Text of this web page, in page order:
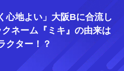
心地よい」大阪Bに合流し
ネーム『ミキ』の由来は
クター！？